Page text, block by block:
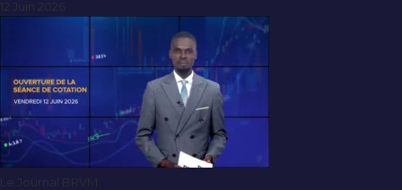
Le Journal BRVM